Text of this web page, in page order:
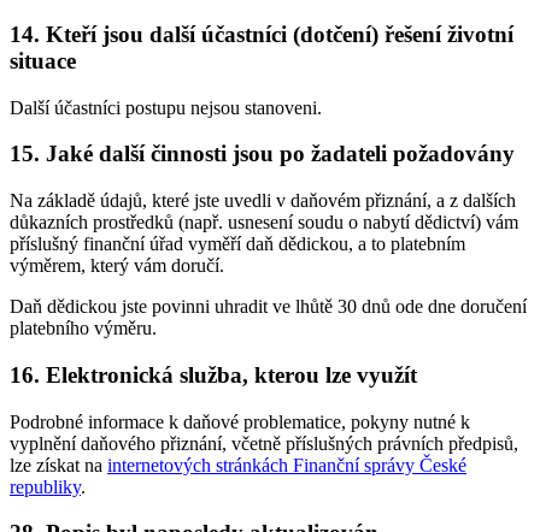
14. Kteří jsou další účastníci (dotčení) řešení životní
situace
Další účastníci postupu nejsou stanoveni.
15. Jaké další činnosti jsou po žadateli požadovány
Na základě údajů, které jste uvedli v daňovém přiznání, a z dalších
důkazních prostředků (např. usnesení soudu o nabytí dědictví) vám
příslušný finanční úřad vyměří daň dědickou, a to platebním
výměrem, který vám doručí.
Daň dědickou jste povinni uhradit ve lhůtě 30 dnů ode dne doručení
platebního výměru.
16. Elektronická služba, kterou lze využít
Podrobné informace k daňové problematice, pokyny nutné k
vyplnění daňového přiznání, včetně příslušných právních předpisů,
lze získat na internetových stránkách Finanční správy České
republiky.